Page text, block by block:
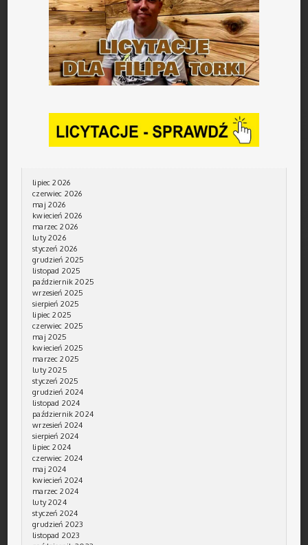
lipiec 2026
czerwiec 2026
maj 2026
kwiecień 2026
marzec 2026
luty 2026
styczeń 2026
grudzień 2025
listopad 2025
październik 2025
wrzesień 2025
sierpień 2025
lipiec 2025
czerwiec 2025
maj 2025
kwiecień 2025
marzec 2025
luty 2025
styczeń 2025
grudzień 2024
listopad 2024
październik 2024
wrzesień 2024
sierpień 2024
lipiec 2024
czerwiec 2024
maj 2024
kwiecień 2024
marzec 2024
luty 2024
styczeń 2024
grudzień 2023
listopad 2023